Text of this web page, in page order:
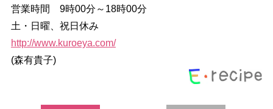
営業時間 9時00分～18時00分
土・日曜、祝日休み
http://www.kuroeya.com/
(森有貴子)